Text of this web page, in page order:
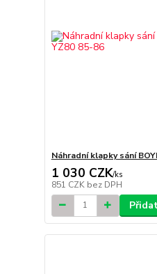
Náhradní klapky sání
1 030 CZK/ks
851 CZK bez DPH